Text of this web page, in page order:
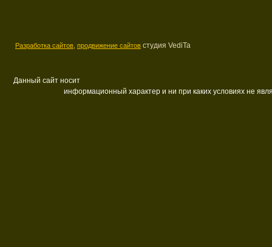
Разработка сайтов, продвижение сайтов студия VediTa
Данный сайт носит
информационный характер и ни при каких условиях не